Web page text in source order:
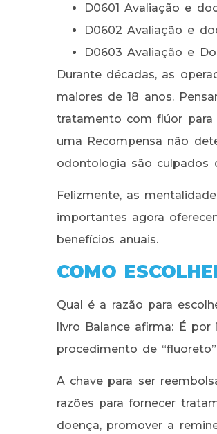
D0601 Avaliação e
D0602 Avaliação e
D0603 Avaliação e
Durante décadas, as
maiores de 18 anos.
tratamento com flúor para
uma Recompensa não
odontologia são culpados
Felizmente, as
importantes agora
benefícios anuais.
COMO
Qual é a razão para
livro Balance afirma: É
procedimento de
A chave para ser
razões para fornecer
doença, promover a